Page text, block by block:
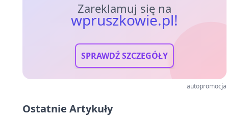
Zareklamuj się na
wpruszkowie.pl!
SPRAWDŹ SZCZEGÓŁY
autopromocja
Ostatnie Artykuły